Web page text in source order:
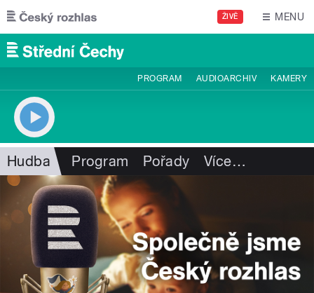
Přejít k hlavnímu obsahu
ŽIVĚ MENU
PROGRAM AUDIOARCHIV KAMERY
Hudba Program Pořady Více…